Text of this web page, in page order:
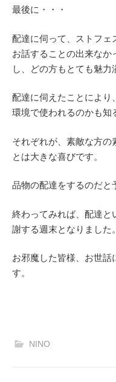
最後に・・・
配達に伺って、ストフェ
お話することの出来な
し、どの方もとても魅力
配達に伺えたことにより
環境で使われるのかも知
それぞれが、素敵な方の
とは大きな喜びです。
品物の配達をするのだと
終わってみれば、配達と
謝する週末となりました。
お邪魔した皆様、お世話
す。
NINO